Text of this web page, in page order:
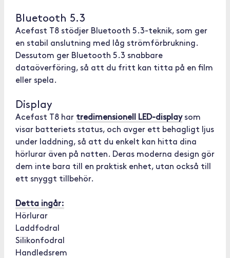
Bluetooth 5.3
Acefast T8 stödjer Bluetooth 5.3-teknik, som ger
en stabil anslutning med låg strömförbrukning.
Dessutom ger Bluetooth 5.3 snabbare
dataöverföring, så att du fritt kan titta på en film
eller spela.
Display
Acefast T8 har tredimensionell LED-displaysom
visar batteriets status, och avger ett behagligt ljus
under laddning, så att du enkelt kan hitta dina
hörlurar även på natten. Deras moderna design gör
dem inte bara till en praktisk enhet, utan också till
ett snyggt tillbehör.
Detta ingår:
Hörlurar
Laddfodral
Silikonfodral
Handledsrem